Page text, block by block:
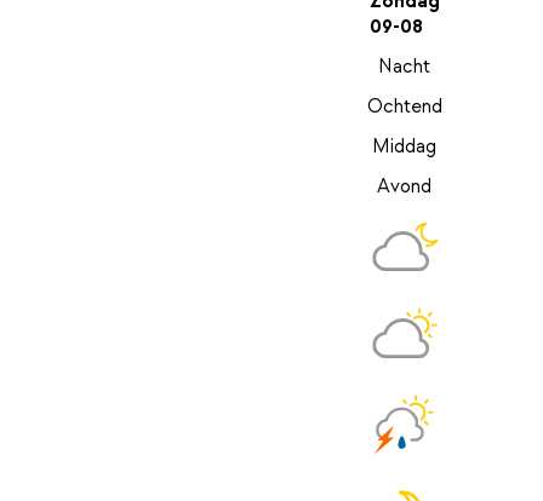
09-08
Nacht
Ochtend
Middag
Avond